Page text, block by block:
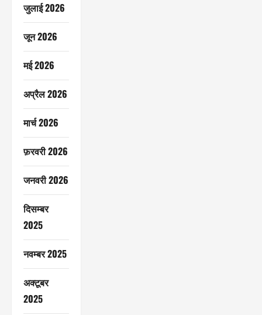
जुलाई 2026
जून 2026
मई 2026
अप्रैल 2026
मार्च 2026
फ़रवरी 2026
जनवरी 2026
दिसम्बर
2025
नवम्बर 2025
अक्टूबर
2025